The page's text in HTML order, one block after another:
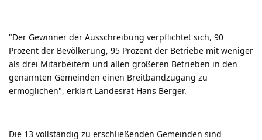
"Der Gewinner der Ausschreibung verpflichtet sich, 90
Prozent der Bevölkerung, 95 Prozent der Betriebe mit weniger
als drei Mitarbeitern und allen größeren Betrieben in den
genannten Gemeinden einen Breitbandzugang zu
ermöglichen", erklärt Landesrat Hans Berger.
Die 13 vollständig zu erschließenden Gemeinden sind